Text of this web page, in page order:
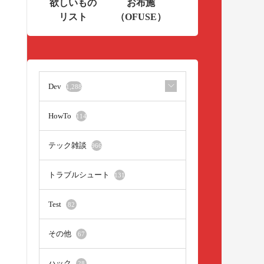
欲しいもの
リスト
お布施
（OFUSE）
Dev 1,288
HowTo 114
テック雑談 966
トラブルシュート 131
Test 82
その他 67